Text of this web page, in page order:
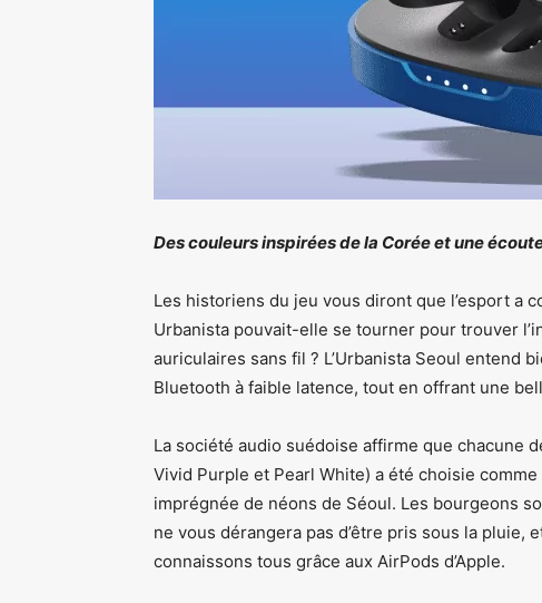
Des couleurs inspirées de la Corée et une
Les historiens du jeu vous diront que l’esport a
Urbanista pouvait-elle se tourner pour trouver
auriculaires sans fil ? L’Urbanista Seoul entend
Bluetooth à faible latence, tout en offrant une
La société audio suédoise affirme que chacune
Vivid Purple et Pearl White) a été choisie
imprégnée de néons de Séoul. Les bourgeons
ne vous dérangera pas d’être pris sous la
connaissons tous grâce aux AirPods d’Apple.